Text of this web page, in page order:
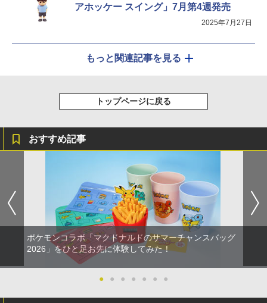
アホッケー スイング」7月第4週発売
2025年7月27日
もっと関連記事を見る
トップページに戻る
おすすめ記事
ポケモンコラボ「マクドナルドのサマーチャンスバッグ
2026」をひと足お先に体験してみた！
● ● ● ● ● ● ●